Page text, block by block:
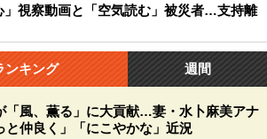
」視察動画と「空気読む」被災者…支持離
ンキング 週間
「風、薫る」に大貢献…妻・水卜麻美アナ
と仲良く」「にこやかな」近況